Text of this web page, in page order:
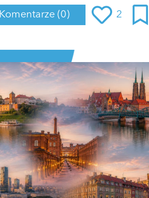
Komentarze (0) 2